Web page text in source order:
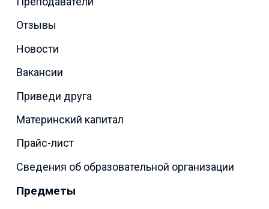
Отзывы
Новости
Вакансии
Приведи друга
Материнский капитал
Прайс-лист
Сведения об образовательной организации
Предметы